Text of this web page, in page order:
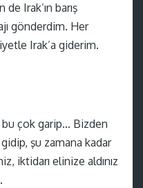
Irak’ın barış
gönderdim. Her
Irak’a giderim.
bu çok garip… Bizden
şu zamana kadar
iktidarı elinize aldınız